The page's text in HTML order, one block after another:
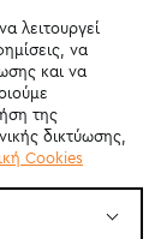
λειτουργεί
να
και να
της
δικτύωσης,
Cookies